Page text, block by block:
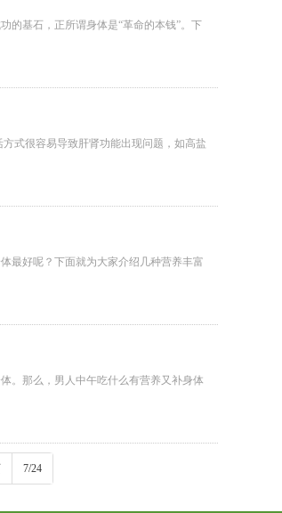
的基石，正所谓身体是“革命的本钱”。下
式很容易导致肝肾功能出现问题，如高盐
最好呢？下面就为大家介绍几种营养丰富
。那么，男人中午吃什么有营养又补身体
7/24